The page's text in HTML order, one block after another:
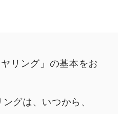
ヤリング」の基本をお
グは、いつから、